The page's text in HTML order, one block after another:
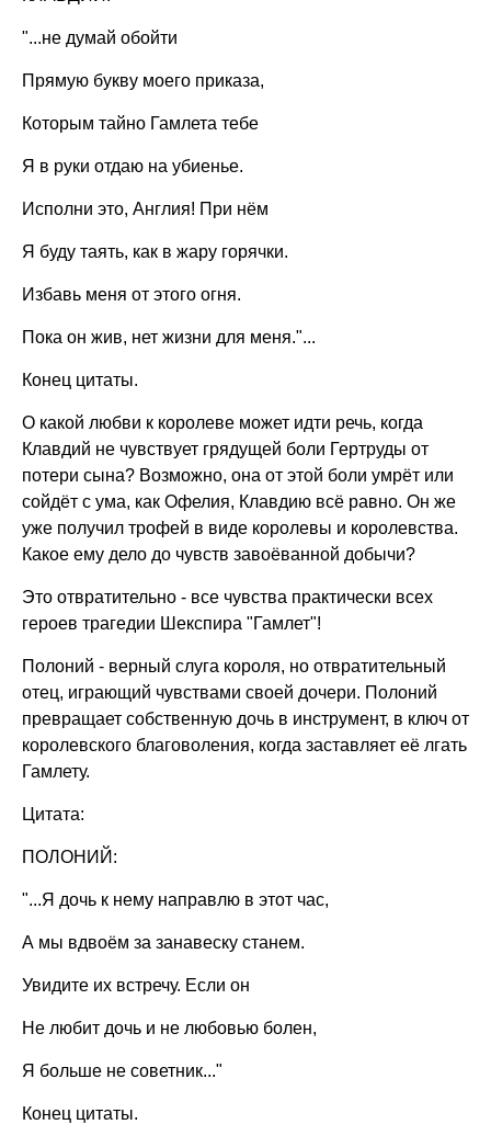
"...не думай обойти
Прямую букву моего приказа,
Которым тайно Гамлета тебе
Я в руки отдаю на убиенье.
Исполни это, Англия! При нём
Я буду таять, как в жару горячки.
Избавь меня от этого огня.
Пока он жив, нет жизни для меня."...
Конец цитаты.
О какой любви к королеве может идти речь, когда
Клавдий не чувствует грядущей боли Гертруды от
потери сына? Возможно, она от этой боли умрёт или
сойдёт с ума, как Офелия, Клавдию всё равно. Он же
уже получил трофей в виде королевы и королевства.
Какое ему дело до чувств завоёванной добычи?
Это отвратительно - все чувства практически всех
героев трагедии Шекспира "Гамлет"!
Полоний - верный слуга короля, но отвратительный
отец, играющий чувствами своей дочери. Полоний
превращает собственную дочь в инструмент, в ключ от
королевского благоволения, когда заставляет её лгать
Гамлету.
Цитата:
ПОЛОНИЙ:
"...Я дочь к нему направлю в этот час,
А мы вдвоём за занавеску станем.
Увидите их встречу. Если он
Не любит дочь и не любовью болен,
Я больше не советник..."
Конец цитаты.